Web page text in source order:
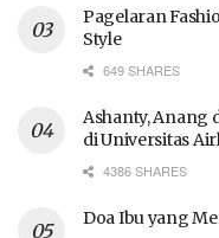
Pagelaran
Style
649 SHARES
Ashanty, Anang
di Universitas
4386 SHARES
Doa Ibu yang